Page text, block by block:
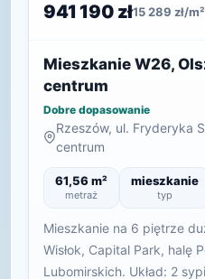
941 190 zł15 289 zł/m²
Mieszkanie W26,
centrum
Dobre dopasowanie
Rzeszów, ul. Fryderyka
centrum
61,56 m²
metraż
mieszkanie
typ
Mieszkanie na 6 piętrze
Wisłok, Capital Park, halę
Lubomirskich. Układ: 2